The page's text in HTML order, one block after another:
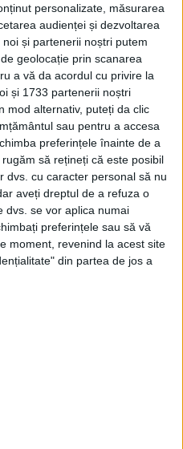
personalizate, măsurarea
audienței și dezvoltarea
și partenerii noștri putem
geolocație prin scanarea
a vă da acordul cu privire la
și 1733 partenerii noștri
mod alternativ, puteți da clic
sau pentru a accesa
preferințele înainte de a
rugăm să rețineți că este posibil
dvs. cu caracter personal să nu
aveți dreptul de a refuza o
dvs. se vor aplica numai
preferințele sau să vă
moment, revenind la acest site
din partea de jos a
Ei și le finalizează
Naturii sînt, în
Biologie, Biologie
În majoritatea
nu-și schimbă
a XII-a”. Pe de altă
că la finalul semestrului
înregistrat 24 de cereri
se transfere la „Spiru
care au solicitat să
Maria Atănăsoae a
pe toți solictanții,
niște condiții.
Media celui care vine